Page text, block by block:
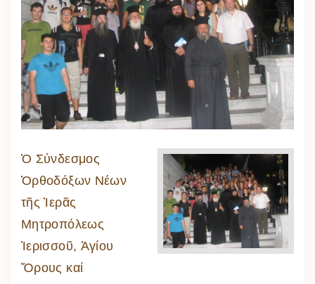
Ὁ Σύνδεσμος
Ὀρθοδόξων Νέων
τῆς Ἱερᾶς
Μητροπόλεως
Ἱερισσοῦ, Ἁγίου
Ὄρους καί